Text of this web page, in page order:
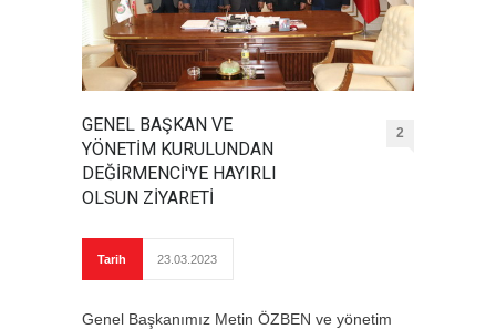
GENEL BAŞKAN VE
YÖNETİM KURULUNDAN
DEĞİRMENCİ'YE HAYIRLI
OLSUN ZİYARETİ
2
Tarih 23.03.2023
Genel Başkanımız Metin ÖZBEN ve yönetim